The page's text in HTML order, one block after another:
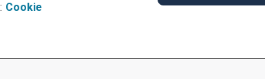
Cookie